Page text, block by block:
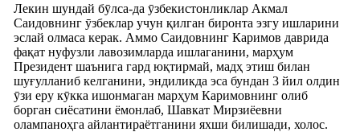
Лекин шундай бӯлса-да ӯзбекистонликлар Акмал
Саидовнинг ӯзбеклар учун қилган биронта эзгу ишларини
эслай олмаса керак. Аммо Саидовнинг Каримов даврида
фақат нуфузли лавозимларда ишлаганини, марҳум
Президент шаънига гард юқтирмай, мадҳ этиш билан
шуғулланиб келганини, эндиликда эса бундан 3 йил олдин
ӯзи еру кӯкка ишонмаган марҳум Каримовнинг олиб
борган сиёсатини ёмонлаб, Шавкат Мирзиёевни
олампаноҳга айлантираётганини яхши билишади, холос.